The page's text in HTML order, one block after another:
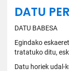
DATU
DATU BABESA
Egindako
tratatuko ditu,
Datu horiek udal-